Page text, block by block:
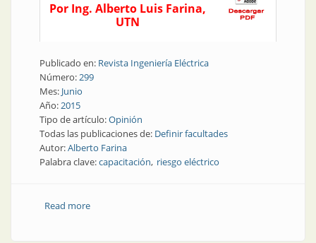
Por Ing. Alberto Luis Farina,
UTN
Publicado en: Revista Ingeniería Eléctrica
Número:299
Mes: Junio
Año:2015
Tipo de artículo:Opinión
Todas las publicaciones de: Definir facultades
Autor:Alberto Farina
Palabra clave:capacitación riesgo eléctrico
Read moreabout Opinión | Riesgo eléctrico: capacitación